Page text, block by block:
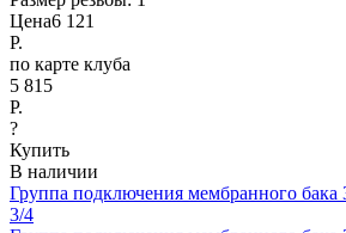
Цена6 121
Р.
по карте клуба
5 815
Р.
?
Купить
В наличии
Группа подключения мембранного бака
3/4